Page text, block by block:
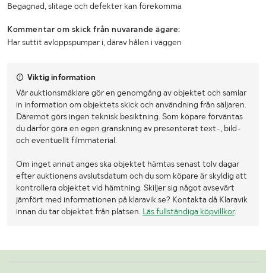
Begagnad, slitage och defekter kan förekomma
Kommentar om skick från nuvarande ägare:
Har suttit avloppspumpar i, därav hålen i väggen
Viktig information
Vår auktionsmäklare gör en genomgång av objektet och samlar
in information om objektets skick och användning från säljaren.
Däremot görs ingen teknisk besiktning. Som köpare förväntas
du därför göra en egen granskning av presenterat text-, bild-
och eventuellt filmmaterial.
Om inget annat anges ska objektet hämtas senast tolv dagar
efter auktionens avslutsdatum och du som köpare är skyldig att
kontrollera objektet vid hämtning. Skiljer sig något avsevärt
jämfört med informationen på klaravik.se? Kontakta då Klaravik
innan du tar objektet från platsen. Läs fullständiga köpvillkor.